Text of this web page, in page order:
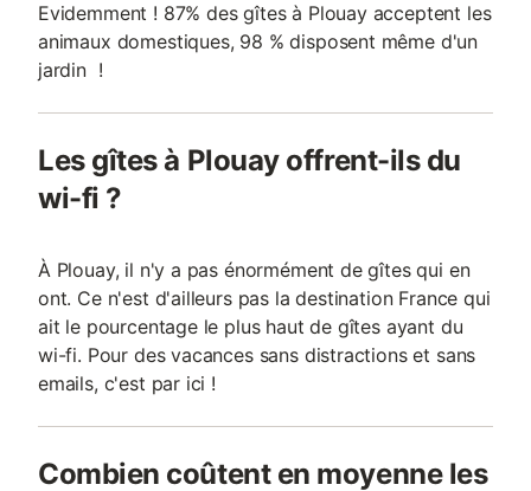
Evidemment ! 87% des gîtes à Plouay acceptent les
animaux domestiques, 98 % disposent même d'un
jardin !
Les gîtes à Plouay offrent-ils du
wi-fi ?
À Plouay, il n'y a pas énormément de gîtes qui en
ont. Ce n'est d'ailleurs pas la destination France qui
ait le pourcentage le plus haut de gîtes ayant du
wi-fi. Pour des vacances sans distractions et sans
emails, c'est par ici !
Combien coûtent en moyenne les